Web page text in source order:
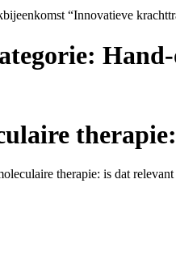
“Innovatieve
therapie: is dat relevant